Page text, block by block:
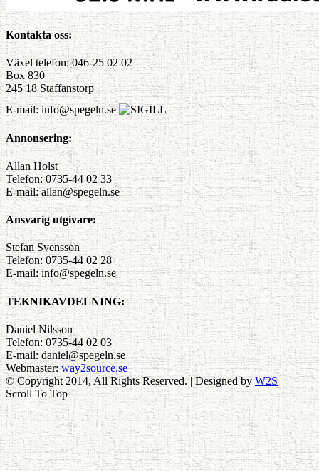
Kontakta oss:
Växel telefon: 046-25 02 02
Box 830
245 18 Staffanstorp
E-mail: info@spegeln.se
Annonsering:
Allan Holst
Telefon: 0735-44 02 33
E-mail: allan@spegeln.se
Ansvarig utgivare:
Stefan Svensson
Telefon: 0735-44 02 28
E-mail: info@spegeln.se
TEKNIKAVDELNING:
Daniel Nilsson
Telefon: 0735-44 02 03
E-mail: daniel@spegeln.se
Webmaster:way2source.se
© Copyright 2014, All Rights Reserved. | Designed byW2S
Scroll To Top